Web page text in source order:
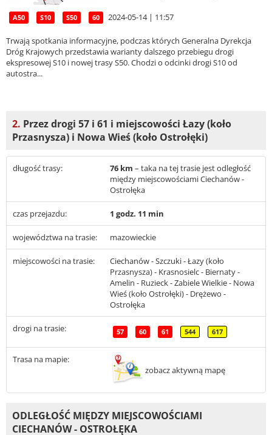
A50 S10 S50 60 2024-05-14 | 11:57
Trwają spotkania informacyjne, podczas których Generalna Dyrekcja
Dróg Krajowych przedstawia warianty dalszego przebiegu drogi
ekspresowej S10 i nowej trasy S50. Chodzi o odcinki drogi S10 od
autostra...
2. Przez drogi 57 i 61 i miejscowości Łazy (koło
Przasnysza) i Nowa Wieś (koło Ostrołęki)
długość trasy: 76 km – taka na tej trasie jest odległość
między miejscowościami Ciechanów -
Ostrołęka
czas przejazdu: 1 godz. 11 min
województwa na trasie: mazowieckie
miejscowości na trasie:
Ciechanów - Szczuki - Łazy (koło
Przasnysza) - Krasnosielc - Biernaty -
Amelin - Ruzieck - Zabiele Wielkie - Nowa
Wieś (koło Ostrołęki) - Drężewo -
Ostrołęka
drogi na trasie: 57 60 61 544 617
Trasa na mapie:
zobacz aktywną mapę
ODLEGŁOŚĆ MIĘDZY MIEJSCOWOŚCIAMI
CIECHANÓW - OSTROŁĘKA